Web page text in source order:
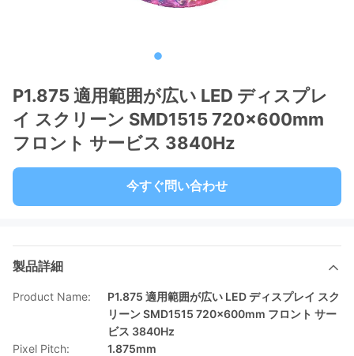
P1.875 適用範囲が広い LED ディスプレ
イ スクリーン SMD1515 720x600mm
フロント サービス 3840Hz
今すぐ問い合わせ
製品詳細
Product Name:
P1.875 適用範囲が広い LED ディスプレイ スク
リーン SMD1515 720x600mm フロント サー
ビス 3840Hz
Pixel Pitch:
1.875mm